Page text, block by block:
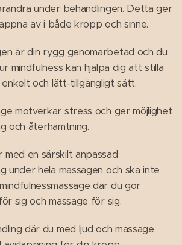
under behandlingen. Detta ger
av i både kropp och sinne.
är din rygg genomarbetad och du
mindfulness kan hjälpa dig att stilla
och lätt-tillgängligt sätt.
motverkar stress och ger möjlighet
och återhämtning.
med en särskilt anpassad
under hela massagen och ska inte
där du gör
sig och massage för sig.
där du med ljud och massage